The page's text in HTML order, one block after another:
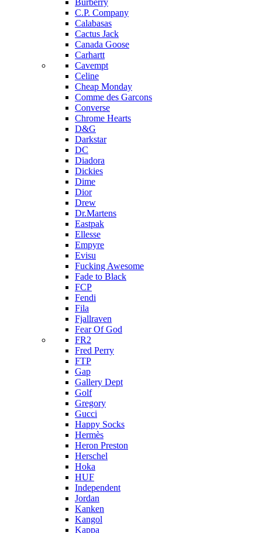
Burberry
C.P. Company
Calabasas
Cactus Jack
Canada Goose
Carhartt
Cavempt
Celine
Cheap Monday
Comme des Garcons
Converse
Chrome Hearts
D&G
Darkstar
DC
Diadora
Dickies
Dime
Dior
Drew
Dr.Martens
Eastpak
Ellesse
Empyre
Evisu
Fucking Awesome
Fade to Black
FCP
Fendi
Fila
Fjallraven
Fear Of God
FR2
Fred Perry
FTP
Gap
Gallery Dept
Golf
Gregory
Gucci
Happy Socks
Hermès
Heron Preston
Hersсhel
Hoka
HUF
Independent
Jordan
Kanken
Kangol
Kappa